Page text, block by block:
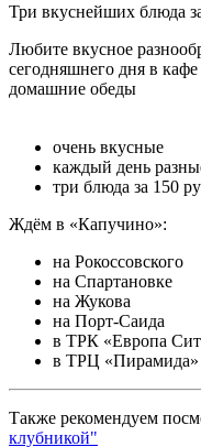
Три вкуснейших блюда
Любите вкусное
сегодняшнего дня в
домашние обеды
очень вкусные
каждый день
три блюда за 150
Ждём в «Капучино»:
на Рокоссовского
на Спартановке
на Жукова
на Порт-Саида
в ТРК «Европа
в ТРЦ «Пирамида»
Также рекомендуем
клубникой"